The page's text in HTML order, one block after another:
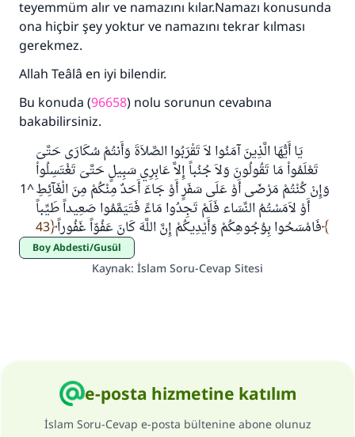
teyemmüm alır ve namazını kılar.Namazı konusunda
ona hiçbir şey yoktur ve namazını tekrar kılması
gerekmez.
Allah Teâlâ en iyi bilendir.
Bu konuda (96658) nolu sorunun cevabına
bakabilirsiniz.
^
1
يَا أَيُّهَا الَّذِينَ آمَنُوا لاَ تَقْرَبُوا الصَّلاَةَ وَأَنتُمْ سُكَارَى حَتَّىَ
تَعْلَمُواْ مَا تَقُولُونَ وَلاَ جُنُباً إِلاَّ عَابِرِي سَبِيلٍ حَتَّىَ تَغْتَسِلُواْ
وَإِنْ كُنْتُمْ مَرْضَى أَوْ عَلَى سَفَرٍ أَوْ جَاءَ أَحَدٌ مِنْكُمْ مِنَ الْغَآئِطِ
أَوْ لاَمَسْتُمُ النِّسَاء فَلَمْ تَجِدُوا مَاءً فَتَيَمَّمُوا صَعِيداً طَيِّباً
فَامْسَحُوا بِوُجُوهِكُمْ وَأَيْدِيكُمْ إِنَّ اللَّهَ كَانَ عَفُوّاً غَفُوراً 43
Boy Abdesti/Gusül
Kaynak: İslam Soru-Cevap Sitesi
e-posta hizmetine katılım
İslam Soru-Cevap e-posta bültenine abone olunuz